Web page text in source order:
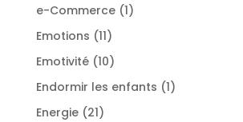
e-Commerce 11
Emotions 1111
produits
Emotivité 1010
produits
Endormir les enfants 11
Energie 2121